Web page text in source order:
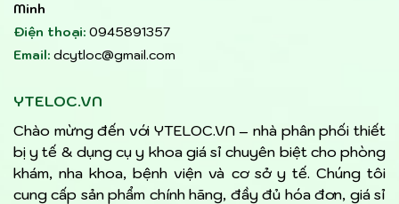
Minh
Điện thoại: 0945891357
Email: dcytloc@gmail.com
YTELOC.VN
Chào mừng đến với YTELOC.VN – nhà phân phối thiết
bị y tế & dụng cụ y khoa giá sỉ chuyên biệt cho phòng
khám, nha khoa, bệnh viện và cơ sở y tế. Chúng tôi
cung cấp sản phẩm chính hãng, đầy đủ hóa đơn, giá sỉ